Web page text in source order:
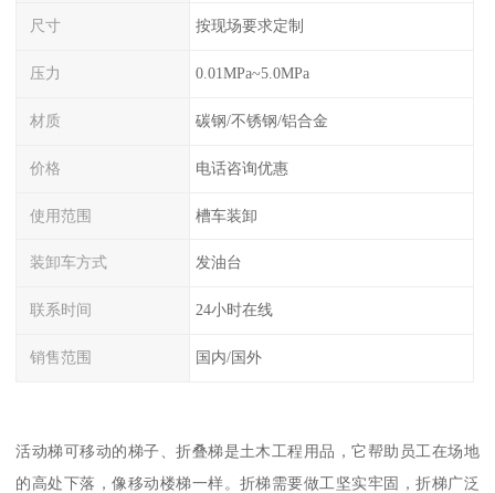
尺寸 按现场要求定制
压力 0.01MPa~5.0MPa
材质 碳钢/不锈钢/铝合金
价格 电话咨询优惠
使用范围 槽车装卸
装卸车方式 发油台
联系时间 24小时在线
销售范围 国内/国外
活动梯可移动的梯子、折叠梯是土木工程用品，它帮助员工在场地
的高处下落，像移动楼梯一样。折梯需要做工坚实牢固，折梯广泛